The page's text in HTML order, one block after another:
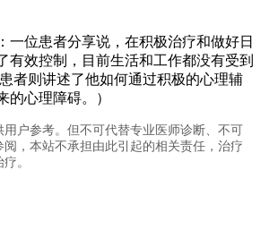
一位患者分享说，在积极治疗和做好日
有效控制，目前生活和工作都没有受到
者则讲述了他如何通过积极的心理辅
的心理障碍。）
户参考。但不可代替专业医师诊断、不可
，本站不承担由此引起的相关责任，治疗
。